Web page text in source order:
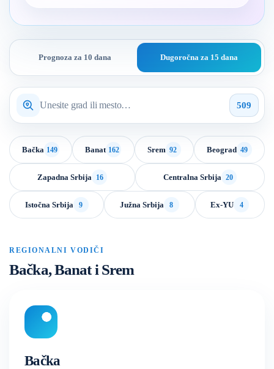
Prognoza za 10 dana Dugoročna za 15 dana
Pretražite
lokaciju
prognoze
509
lokacija.
Bačka 149 Banat 162 Srem 92 Beograd 49
Zapadna Srbija 16 Centralna Srbija 20
Istočna Srbija 9 Južna Srbija 8 Ex-YU 4
REGIONALNI VODIČI
Bačka, Banat i Srem
Bačka